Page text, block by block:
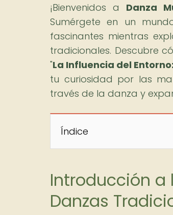
¡Bienvenidos a Danza
Sumérgete en un
fascinantes mientras
tradicionales. Descubre
"La Influencia del
tu curiosidad por las
través de la danza y
Índice
Introducción a
Danzas